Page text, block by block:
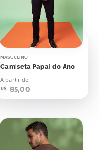
MASCULINO
Camiseta Papai do Ano
A partir de:
R$ 85,00